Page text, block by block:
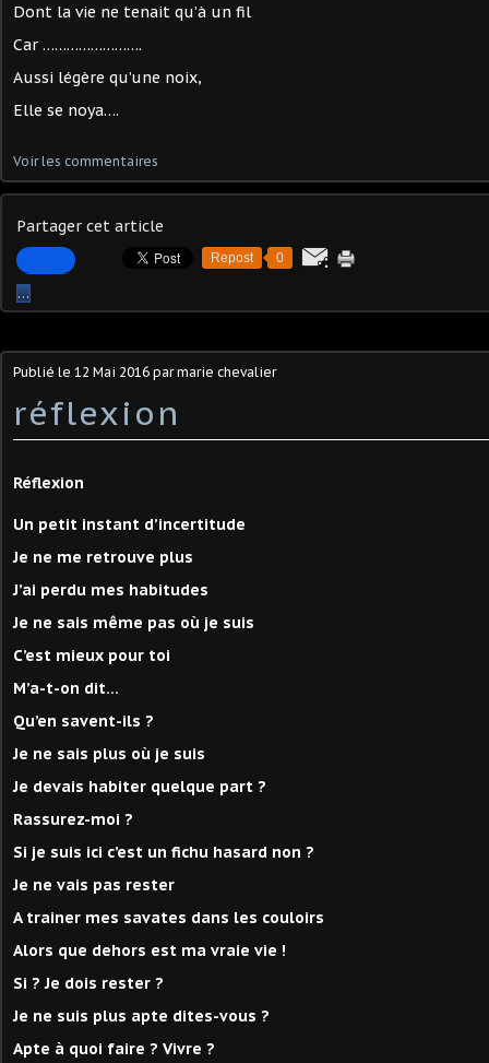
Dont la vie ne tenait qu’à un fil
Car …………………….
Aussi légère qu’une noix,
Elle se noya….
Voir les commentaires
Partager cet article
Repost 0
…
Publié le 12 Mai 2016 par marie chevalier
réflexion
Réflexion
Un petit instant d’incertitude
Je ne me retrouve plus
J’ai perdu mes habitudes
Je ne sais même pas où je suis
C’est mieux pour toi
M’a-t-on dit…
Qu’en savent-ils ?
Je ne sais plus où je suis
Je devais habiter quelque part ?
Rassurez-moi ?
Si je suis ici c’est un fichu hasard non ?
Je ne vais pas rester
A trainer mes savates dans les couloirs
Alors que dehors est ma vraie vie !
Si ? Je dois rester ?
Je ne suis plus apte dites-vous ?
Apte à quoi faire ? Vivre ?